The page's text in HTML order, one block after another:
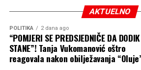
Stanivuković je rekao da su
šest najavljenih mjera.
Izdvajanja za proslavu mature
podrška za vantjelesnu oplodnju za
AKTUELNO
POLITIKA 2 dana ago
“POMJERI SE PREDSJEDNIČE DA DODIK
STANE”! Tanja Vukomanović oštro
reagovala nakon obilježavanja